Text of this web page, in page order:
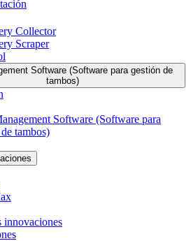
Collector
Scraper
Software (Software para gestión de
tambos)
Software (Software para
tambos)
innovaciones